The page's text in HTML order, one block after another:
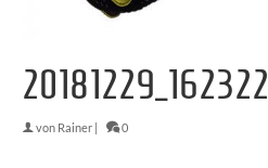
20181229_162322
von Rainer | 0